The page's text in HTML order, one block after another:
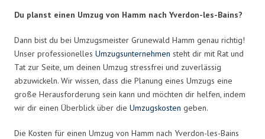
Du planst einen Umzug von Hamm nach Yverdon-les-Bains?
Dann bist du bei Umzugsmeister Grunewald Hamm genau richtig!
Unser professionelles Umzugsunternehmen steht dir mit Rat und
Tat zur Seite, um deinen Umzug stressfrei und zuverlässig
abzuwickeln. Wir wissen, dass die Planung eines Umzugs eine
große Herausforderung sein kann und möchten dir helfen, indem
wir dir einen Überblick über die Umzugskosten geben.
Die Kosten für einen Umzug von Hamm nach Yverdon-les-Bains